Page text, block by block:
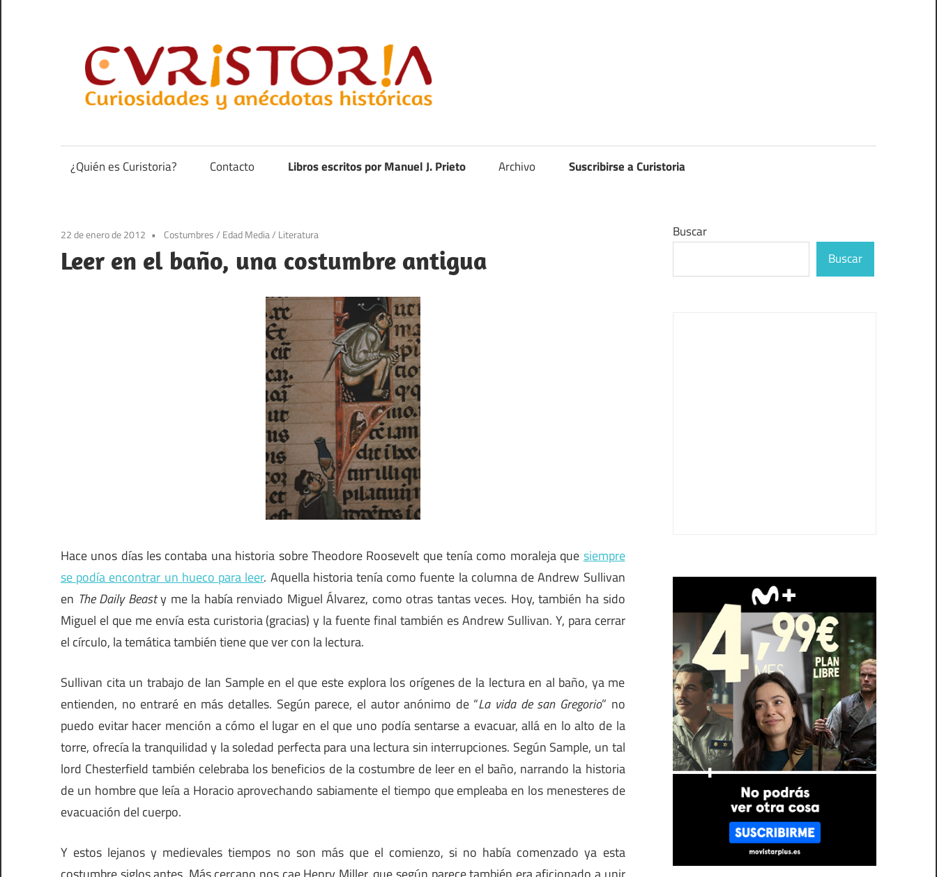
contenido
anécdotas
de
¿Quién es Curistoria? Contacto Libros escritos por Manuel J. Prieto Archivo Suscribirse a Curistoria
22 de enero de 2012 Costumbres/ Edad Media/ Literatura
Leer en el baño, una costumbre antigua
Hace unos días les contaba una historia sobre Theodore Roosevelt que tenía como moraleja que siempre
se podía encontrar un hueco para leer. Aquella historia tenía como fuente la columna de Andrew Sullivan
en The Daily Beasty me la había renviado Miguel Álvarez, como otras tantas veces. Hoy, también ha sido
Miguel el que me envía esta curistoria (gracias) y la fuente final también es Andrew Sullivan. Y, para cerrar
el círculo, la temática también tiene que ver con la lectura.
Sullivan cita un trabajo de Ian Sample en el que este explora los orígenes de la lectura en al baño, ya me
entienden, no entraré en más detalles. Según parece, el autor anónimo de “La vida de san Gregorio” no
puedo evitar hacer mención a cómo el lugar en el que uno podía sentarse a evacuar, allá en lo alto de la
torre, ofrecía la tranquilidad y la soledad perfecta para una lectura sin interrupciones. Según Sample, un tal
lord Chesterfield también celebraba los beneficios de la costumbre de leer en el baño, narrando la historia
de un hombre que leía a Horacio aprovechando sabiamente el tiempo que empleaba en los menesteres de
evacuación del cuerpo.
Y estos lejanos y medievales tiempos no son más que el comienzo, si no había comenzado ya esta
Buscar
Buscar